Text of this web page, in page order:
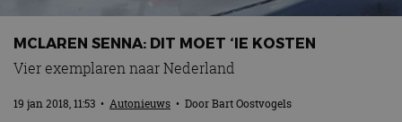
Contact
MotorRAI.nl
MCLAREN SENNA: DIT MOET ‘IE KOSTEN
Vier exemplaren naar Nederland
19 jan 2018, 11:53 • Autonieuws • DoorBart Oostvogels